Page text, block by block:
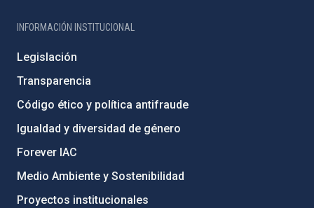
INFORMACIÓN INSTITUCIONAL
Legislación
Transparencia
Código ético y política antifraude
Igualdad y diversidad de género
Forever IAC
Medio Ambiente y Sostenibilidad
Proyectos institucionales